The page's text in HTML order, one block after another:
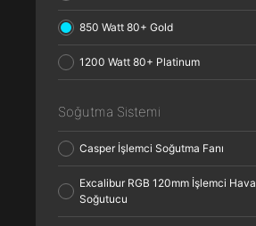
850 Watt 80+ Gold
1200 Watt 80+ Platinum
Soğutma Sistemi
Casper İşlemci Soğutma Fanı
Excalibur RGB 120mm İşlemci Hava
Soğutucu